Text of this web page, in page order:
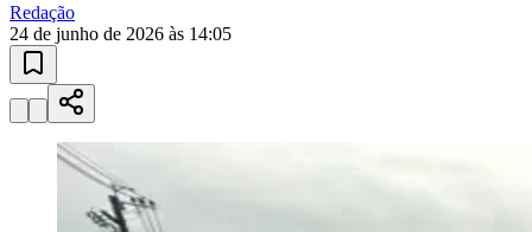
CentroJardim Girassol
NamoradosJardim São PauloParque Universitário
Zanaga
Paulistano
Para Sua Empresa
Anuncie no Portal
Guia de Empresas
Divulgar Vagas
Publicidade Legal
Redação
24 de junho de 2026 às 14:05